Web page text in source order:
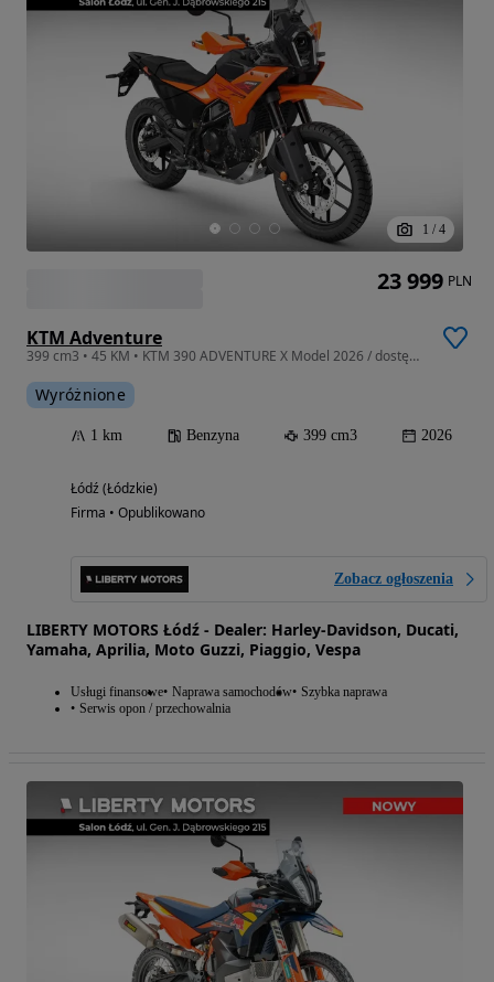
1 / 4
KTM Adventure
399 cm3 • 45 KM • KTM 390 ADVENTURE X Model 2026 / dostępny od ręki
Wyróżnione
1 km Benzyna 399 cm3 2026
Łódź (Łódzkie)
Firma • Opublikowano
Zobacz ogłoszenia
LIBERTY MOTORS Łódź - Dealer: Harley-Davidson, Ducati,
Yamaha, Aprilia, Moto Guzzi, Piaggio, Vespa
Usługi finansowe Naprawa samochodów Szybka naprawa
Serwis opon / przechowalnia
23 999 PLN